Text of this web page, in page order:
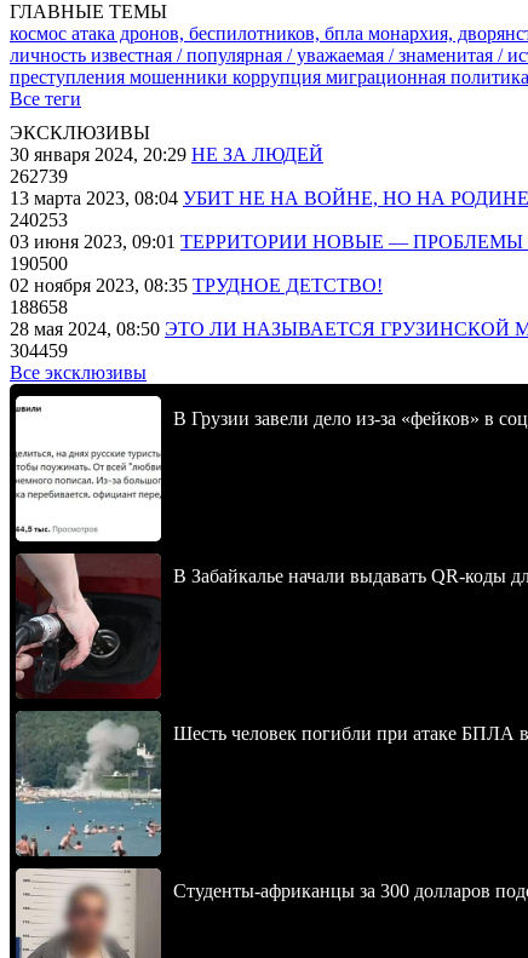
ГЛАВНЫЕ ТЕМЫ
космос атака дронов, беспилотников, бпла монархия,
личность известная / популярная / уважаемая / знаменитая /
преступления мошенники коррупция миграционная
Все теги
ЭКСКЛЮЗИВЫ
30 января 2024, 20:29 НЕ ЗА ЛЮДЕЙ
262739
13 марта 2023, 08:04 УБИТ НЕ НА ВОЙНЕ, НО НА РОДИНЕ
240253
03 июня 2023, 09:01 ТЕРРИТОРИИ НОВЫЕ — ПРОБЛЕМЫ
190500
02 ноября 2023, 08:35 ТРУДНОЕ ДЕТСТВО!
188658
28 мая 2024, 08:50 ЭТО ЛИ НАЗЫВАЕТСЯ ГРУЗИНСКОЙ
304459
Все эксклюзивы
В Грузии завели дело из-за «фейков» в
В Забайкалье начали выдавать QR-коды
Шесть человек погибли при атаке БПЛА
Студенты-африканцы за 300 долларов